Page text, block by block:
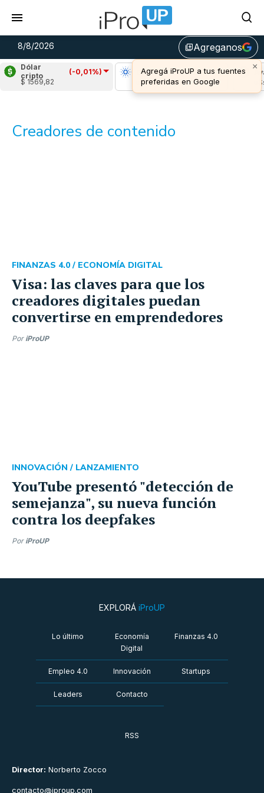
8/8/2026 library_addAgreganos
×
Agregá iProUP a tus fuentes
preferidas en Google
Dólar
cripto
(-0,01%)
$ 1569,82
Ripple
(2,41%)
u$s 1,04
Cardano (0,19%)
u$s 0,20
Creadores de contenido
Visa: las claves para que los
creadores digitales puedan
convertirse en emprendedores
FINANZAS 4.0 / ECONOMÍA DIGITAL
Por iProUP
YouTube presentó "detección de
semejanza", su nueva función
contra los deepfakes
INNOVACIÓN / LANZAMIENTO
Por iProUP
Director: Norberto Zocco
contacto@iproup.com
EXPLORÁ iProUP
Lo último
Economía
Digital
Finanzas 4.0
Empleo 4.0 Innovación Startups
Leaders Contacto
RSS